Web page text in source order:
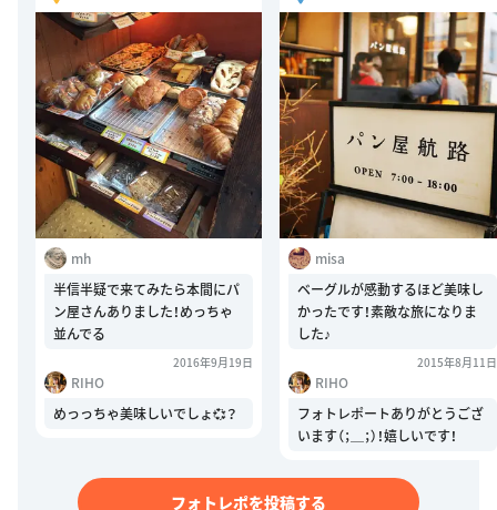
mh
半信半疑で来てみたら本間にパ
ン屋さんありました！めっちゃ
並んでる
2016年9月19日
RIHO
めっっちゃ美味しいでしょ💞？
misa
ベーグルが感動するほど美味し
かったです！素敵な旅になりま
した♪
2015年8月11日
RIHO
フォトレポートありがとうござ
います（；＿；）！嬉しいです！
フォトレポを投稿する